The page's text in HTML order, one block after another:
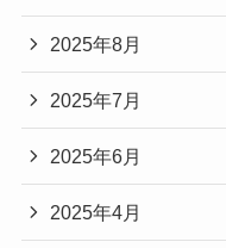
2025年8月
2025年7月
2025年6月
2025年4月